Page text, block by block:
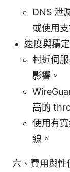
DNS 泄
或使用
速度與穩
村近伺
影響。
高的
使用有
線。
六、費用與性